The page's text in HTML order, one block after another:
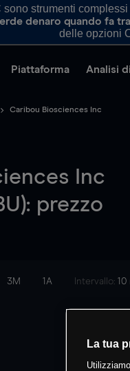
sono strumenti
denaro quando fa
delle opzioni
Piattaforma Analisi
Caribou Biosciences Inc
Inc
prezzo
3M 1A Intervallo: 10
La tua